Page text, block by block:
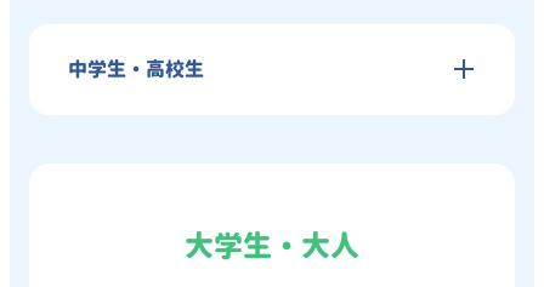
講師や保護者様の"Good job!"（良くできたね！）と
いう⾔葉も⾶び交う、楽しい雰囲気のクラスです。
先生の指示を聞き取りジェスチャーを行ったり、カー
中学生・高校生
大学生・大人